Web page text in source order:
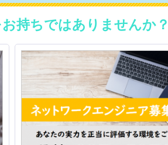
持ちではありませんか？